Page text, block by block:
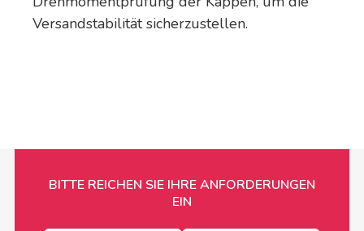
Versandstabilität sicherzustellen.
BITTE REICHEN SIE IHRE ANFORDERUNGEN
EIN